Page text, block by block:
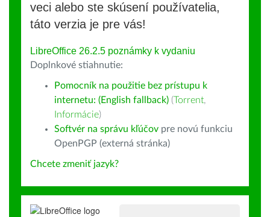
veci alebo ste skúsení používatelia,
táto verzia je pre vás!
LibreOffice 26.2.5 poznámky k vydaniu
Doplnkové stiahnutie:
Pomocník na použitie bez prístupu k
internetu: (English fallback) (Torrent,
Informácie)
Softvér na správu kľúčov pre novú funkciu
OpenPGP (externá stránka)
Chcete zmeniť jazyk?